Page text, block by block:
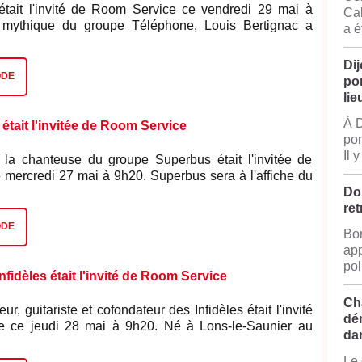
l'invité de Room Service ce vendredi 29 mai à
du groupe Téléphone, Louis Bertignac a
quarante ans, et il sera à l’affiche du festival
Saint-Aubin vendredi 05 juin pour un concert qui
concert à partir de 22h.
l'invitée de Room Service
la chanteuse du groupe Superbus était l'invitée de
mercredi 27 mai à 9h20. Superbus sera à l'affiche du
le groupe enchaîne les tubes entre énergie rock,
et bonne humeur communicative. Porté par la
Ayache, Superbus a marqué toute une
en pleine tournée des festivals 2026, lancée
fera étape à Saint-Aubin le 6 juin à 21h45 pour un
d’être électrique.
était l'invité de Room Service
guitariste et cofondateur des Infidèles était l'invité
ce jeudi 28 mai à 9h20. Né à Lons-le-Saunier au
sensible, porté notamment par le tube “Les larmes
a
À
Il